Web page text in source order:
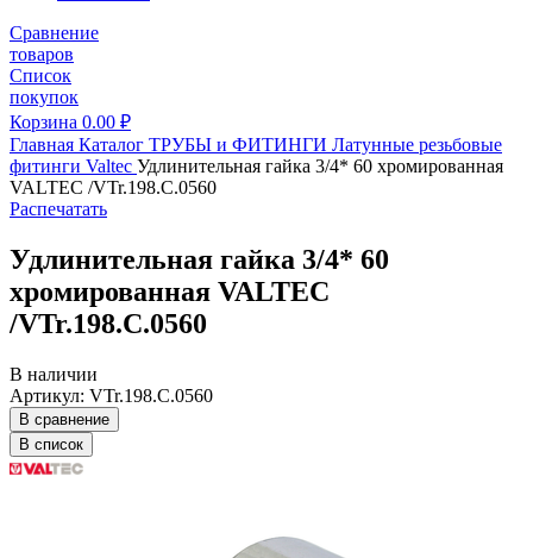
Сравнение
товаров
Список
покупок
Корзина 0.00 ₽
Главная Каталог ТРУБЫ и ФИТИНГИ Латунные резьбовые
фитинги Valtec Удлинительная гайка 3/4* 60 хромированная
VALTEC /VTr.198.C.0560
Распечатать
Удлинительная гайка 3/4* 60
хромированная VALTEC
/VTr.198.C.0560
В наличии
Артикул: VTr.198.C.0560
В сравнение
В список